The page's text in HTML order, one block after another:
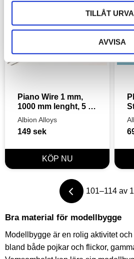
TILLÅT
AVVISA
Piano Wire 1 mm,
1000 mm lenght, 5
pieces
Albion Alloys
149 sek
101–114av
Bra material för modellbygge
Modellbygge är en rolig aktivitet
bland både pojkar och flickor,